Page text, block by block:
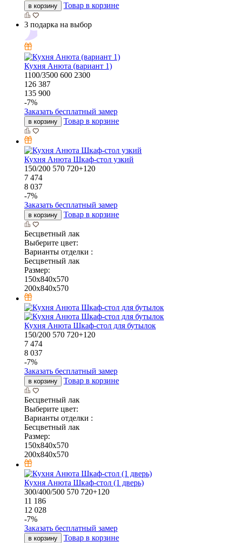
в корзину Товар в корзине
3 подарка на выбор
Кухня Анюта (вариант 1)
1100/3500 600 2300
126 387
135 900
-7%
Заказать бесплатный замер
в корзину Товар в корзине
Кухня Анюта Шкаф-стол узкий
150/200 570 720+120
7 474
8 037
-7%
Заказать бесплатный замер
в корзину Товар в корзине
Бесцветный лак
Выберите цвет:
Варианты отделки :
Бесцветный лак
Размер:
150x840x570
200x840x570
Кухня Анюта Шкаф-стол для бутылок
150/200 570 720+120
7 474
8 037
-7%
Заказать бесплатный замер
в корзину Товар в корзине
Бесцветный лак
Выберите цвет:
Варианты отделки :
Бесцветный лак
Размер:
150x840x570
200x840x570
Кухня Анюта Шкаф-стол (1 дверь)
300/400/500 570 720+120
11 186
12 028
-7%
Заказать бесплатный замер
в корзину Товар в корзине